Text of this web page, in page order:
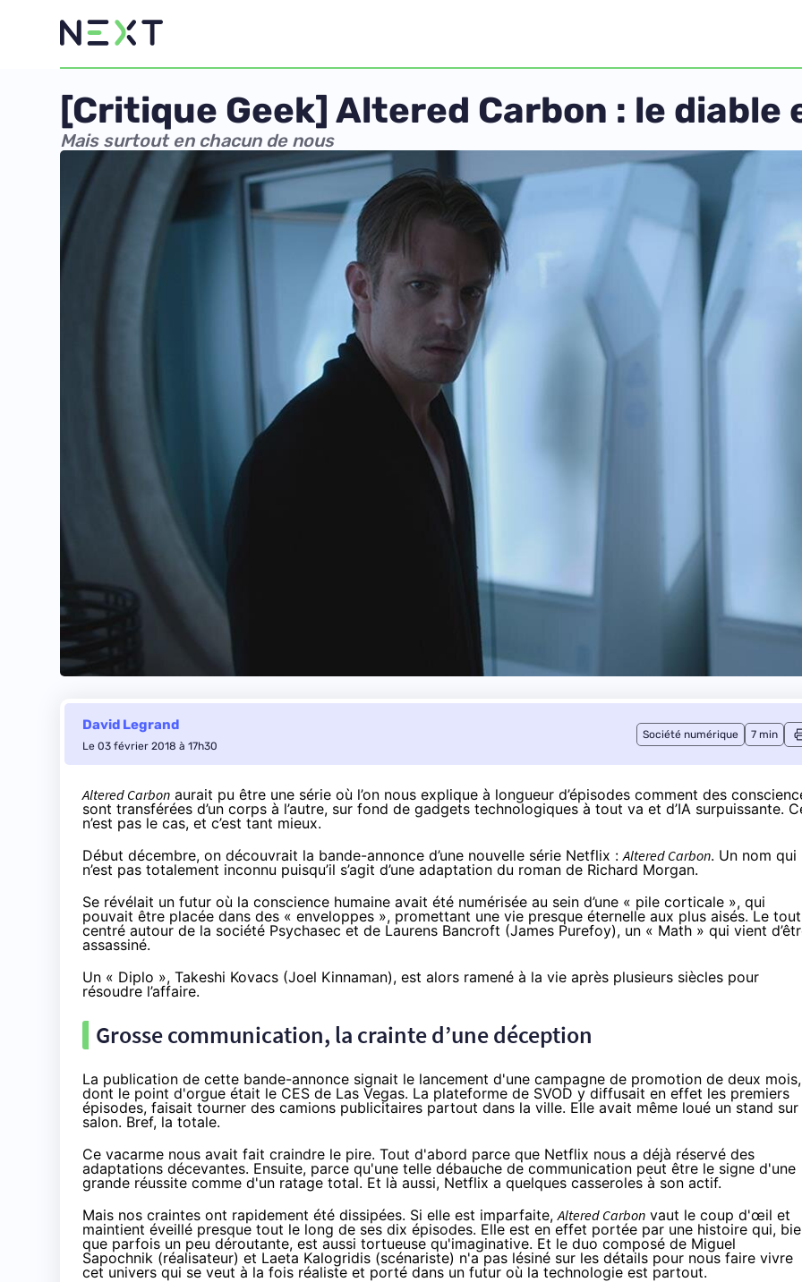
[Critique Geek] Altered Carbon : le diable
Mais surtout en chacun de nous
David Legrand
Le 03 février 2018 à 17h30
Société numérique 7 min
Altered Carbon aurait pu être une série où l’on nous explique à longueur d’épisodes comment des
sont transférées d’un corps à l’autre, sur fond de gadgets technologiques à tout va et d’IA surpuissante.
n’est pas le cas, et c’est tant mieux.
Début décembre, on découvrait la bande-annonce d’une nouvelle série Netflix :Altered Carbon. Un nom qui
n’est pas totalement inconnu puisqu’il s’agit d’une adaptation du roman de Richard Morgan.
Se révélait un futur où la conscience humaine avait été numérisée au sein d’une « pile corticale », qui
pouvait être placée dans des « enveloppes », promettant une vie presque éternelle aux plus aisés. Le tout
centré autour de la société Psychasec et de Laurens Bancroft (James Purefoy), un « Math » qui vient
assassiné.
Un « Diplo », Takeshi Kovacs (Joel Kinnaman), est alors ramené à la vie après plusieurs siècles pour
résoudre l’affaire.
Grosse communication, la crainte d’une déception
La publication de cette bande-annonce signait le lancement d'une campagne de promotion de deux mois,
dont le point d'orgue était le CES de Las Vegas. La plateforme de SVOD y diffusait en effet les premiers
épisodes, faisait tourner des camions publicitaires partout dans la ville. Elle avait même loué un stand sur
salon. Bref, la totale.
Ce vacarme nous avait fait craindre le pire. Tout d'abord parce que Netflix nous a déjà réservé des
adaptations décevantes. Ensuite, parce qu'une telle débauche de communication peut être le signe d'une
grande réussite comme d'un ratage total. Et là aussi, Netflix a quelques casseroles à son actif.
Mais nos craintes ont rapidement été dissipées. Si elle est imparfaite,Altered Carbon vaut le coup d'œil et
maintient éveillé presque tout le long de ses dix épisodes. Elle est en effet portée par une histoire qui,
que parfois un peu déroutante, est aussi tortueuse qu'imaginative. Et le duo composé de Miguel
Sapochnik (réalisateur) et Laeta Kalogridis (scénariste) n'a pas lésiné sur les détails pour nous faire vivre
cet univers qui se veut à la fois réaliste et porté dans un futur où la technologie est partout.